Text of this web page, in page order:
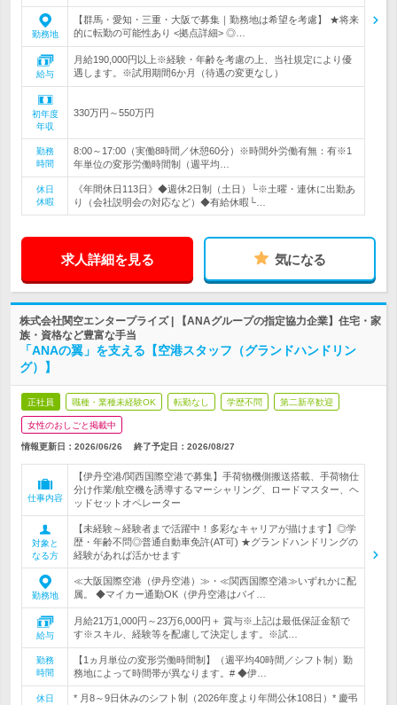
勤務地
【群馬・愛知・三重・大阪で募集｜勤務地は希望を考慮】 ★将来
的に転勤の可能性あり <拠点詳細> ◎…
給与
月給190,000円以上※経験・年齢を考慮の上、当社規定により優
遇します。※試用期間6か月（待遇の変更なし）
初年度
年収
330万円～550万円
勤務
時間
8:00～17:00（実働8時間／休憩60分）※時間外労働有無：有※1
年単位の変形労働時間制（週平均…
休日
休暇
《年間休日113日》◆週休2日制（土日）└※土曜・連休に出勤あ
り（会社説明会の対応など）◆有給休暇└…
求人詳細を見る 気になる
株式会社関空エンタープライズ | 【ANAグループの指定協力企業】住宅・家
族・資格など豊富な手当
「ANAの翼」を支える【空港スタッフ（グランドハンドリン
グ）】
正社員 職種・業種未経験OK 転勤なし 学歴不問 第二新卒歓迎
女性のおしごと掲載中
情報更新日：2026/06/26 終了予定日： 2026/08/27
仕事内容
【伊丹空港/関西国際空港で募集】手荷物機側搬送搭載、手荷物仕
分け作業/航空機を誘導するマーシャリング、ロードマスター、ヘ
ッドセットオペレーター
対象と
なる方
【未経験～経験者まで活躍中！多彩なキャリアが描けます】◎学
歴・年齢不問◎普通自動車免許(AT可) ★グランドハンドリングの
経験があれば活かせます
勤務地
≪大阪国際空港（伊丹空港）≫・≪関西国際空港≫いずれかに配
属。 ◆マイカー通勤OK（伊丹空港はバイ…
給与
月給21万1,000円～23万6,000円＋ 賞与※上記は最低保証金額で
す※スキル、経験等を配慮して決定します。※試…
勤務
時間
【1ヵ月単位の変形労働時間制】（週平均40時間／シフト制）勤
務地によって時間帯が異なります。# ◆伊…
休日
* 月8～9日休みのシフト制（2026年度より年間公休108日）* 慶弔